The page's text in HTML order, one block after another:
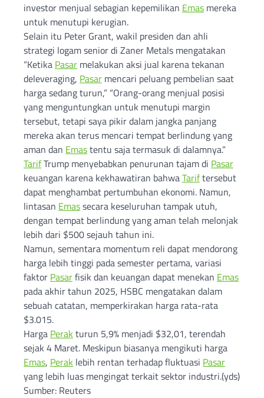
investor menjual sebagian kepemilikan Emas mereka
untuk menutupi kerugian.
Selain itu Peter Grant, wakil presiden dan ahli
strategi logam senior di Zaner Metals mengatakan
“Ketika Pasar melakukan aksi jual karena tekanan
deleveraging, Pasar mencari peluang pembelian saat
harga sedang turun,” “Orang-orang menjual posisi
yang menguntungkan untuk menutupi margin
tersebut, tetapi saya pikir dalam jangka panjang
mereka akan terus mencari tempat berlindung yang
aman dan Emastentu saja termasuk di dalamnya.”
TarifTrump menyebabkan penurunan tajam di Pasar
keuangan karena kekhawatiran bahwaTariftersebut
dapat menghambat pertumbuhan ekonomi. Namun,
lintasan Emassecara keseluruhan tampak utuh,
dengan tempat berlindung yang aman telah melonjak
lebih dari $500 sejauh tahun ini.
Namun, sementara momentum reli dapat mendorong
harga lebih tinggi pada semester pertama, variasi
faktor Pasarfisik dan keuangan dapat menekan Emas
pada akhir tahun 2025, HSBC mengatakan dalam
sebuah catatan, memperkirakan harga rata-rata
$3.015.
Harga Perak turun 5,9% menjadi $32,01, terendah
sejak 4 Maret. Meskipun biasanya mengikuti harga
Emas, Perak lebih rentan terhadap fluktuasi Pasar
yang lebih luas mengingat terkait sektor industri.(yds)
Sumber: Reuters